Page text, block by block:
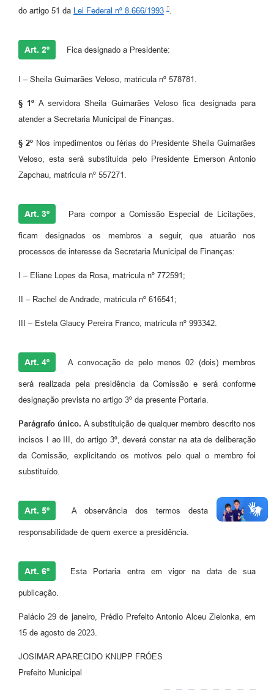
do artigo 51 da
Lei Federal nº 8.666/1993
Art. 2º Fica designado a Presidente:
I – Sheila Guimarães Veloso, matricula nº 578781.
§ 1º A servidora Sheila Guimarães Veloso fica designada para
atender a Secretaria Municipal de Finanças.
§ 2ºNos impedimentos ou férias do Presidente Sheila Guimarães
Veloso, esta será substituída pelo Presidente Emerson Antonio
Zapchau, matricula nº 557271.
Art. 3º Para compor a Comissão Especial de Licitações,
ficam designados os membros a seguir, que atuarão nos
processos de interesse da Secretaria Municipal de Finanças:
I – Eliane Lopes da Rosa, matricula nº 772591;
II – Rachel de Andrade, matricula nº 616541;
III – Estela Glaucy Pereira Franco, matricula nº 993342.
Art. 4º A convocação de pelo menos 02 (dois) membros
será realizada pela presidência da Comissão e será conforme
designação prevista no artigo 3º da presente Portaria.
Parágrafo único. A substituição de qualquer membro descrito nos
incisos I ao III, do artigo 3º, deverá constar na ata de deliberação
da Comissão, explicitando os motivos pelo qual o membro foi
substituído.
Art. 5º A observância dos termos desta Portaria é
responsabilidade de quem exerce a presidência.
Art. 6º Esta Portaria entra em vigor na data de sua
publicação.
Palácio 29 de janeiro, Prédio Prefeito Antonio Alceu Zielonka, em
15 de agosto de 2023.
JOSIMAR APARECIDO KNUPP FRÓES
Prefeito Municipal